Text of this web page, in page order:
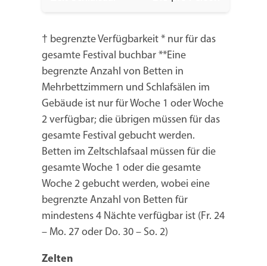
† begrenzte Verfügbarkeit * nur für das
gesamte Festival buchbar **Eine
begrenzte Anzahl von Betten in
Mehrbettzimmern und Schlafsälen im
Gebäude ist nur für Woche 1 oder Woche
2 verfügbar; die übrigen müssen für das
gesamte Festival gebucht werden.
Betten im Zeltschlafsaal müssen für die
gesamte Woche 1 oder die gesamte
Woche 2 gebucht werden, wobei eine
begrenzte Anzahl von Betten für
mindestens 4 Nächte verfügbar ist (Fr. 24
– Mo. 27 oder Do. 30 – So. 2)
Zelten